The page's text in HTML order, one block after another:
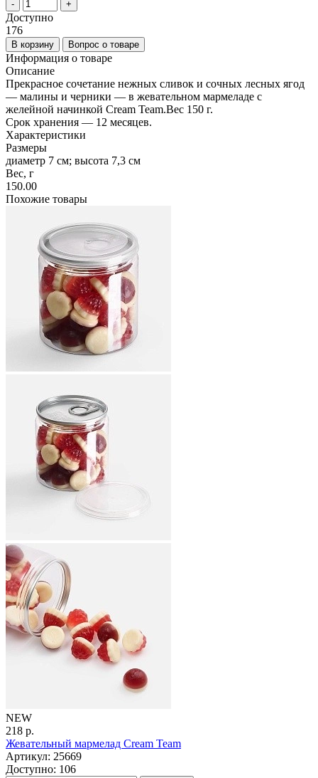
- +
Доступно
176
В корзину Вопрос о товаре
Информация о товаре
Описание
Прекрасное сочетание нежных сливок и сочных лесных ягод
— малины и черники — в жевательном мармеладе с
желейной начинкой Cream Team.Вес 150 г.
Срок хранения — 12 месяцев.
Характеристики
Размеры
диаметр 7 см; высота 7,3 см
Вес, г
150.00
Похожие товары
NEW
218 р.
Жевательный мармелад Cream Team
Артикул: 25669
Доступно: 106